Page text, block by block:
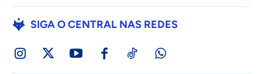
SIGA O CENTRAL NAS REDES